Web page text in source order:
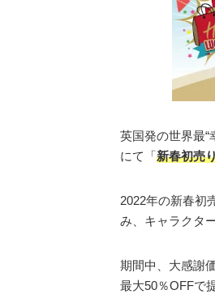
英国発の世界最“
にて「新春初売
2022年の新春初
み、キャラクタ
期間中、大感謝
最大50％OFFで